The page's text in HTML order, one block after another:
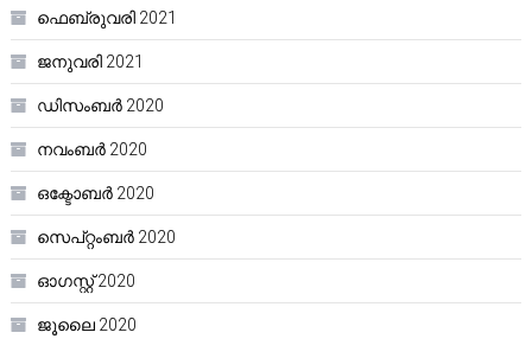
ഫെബ്രുവരി 2021
ജനുവരി 2021
ഡിസംബർ 2020
നവംബർ 2020
ഒക്ടോബർ 2020
സെപ്റ്റംബർ 2020
ഓഗസ്റ്റ്‌ 2020
ജൂലൈ 2020